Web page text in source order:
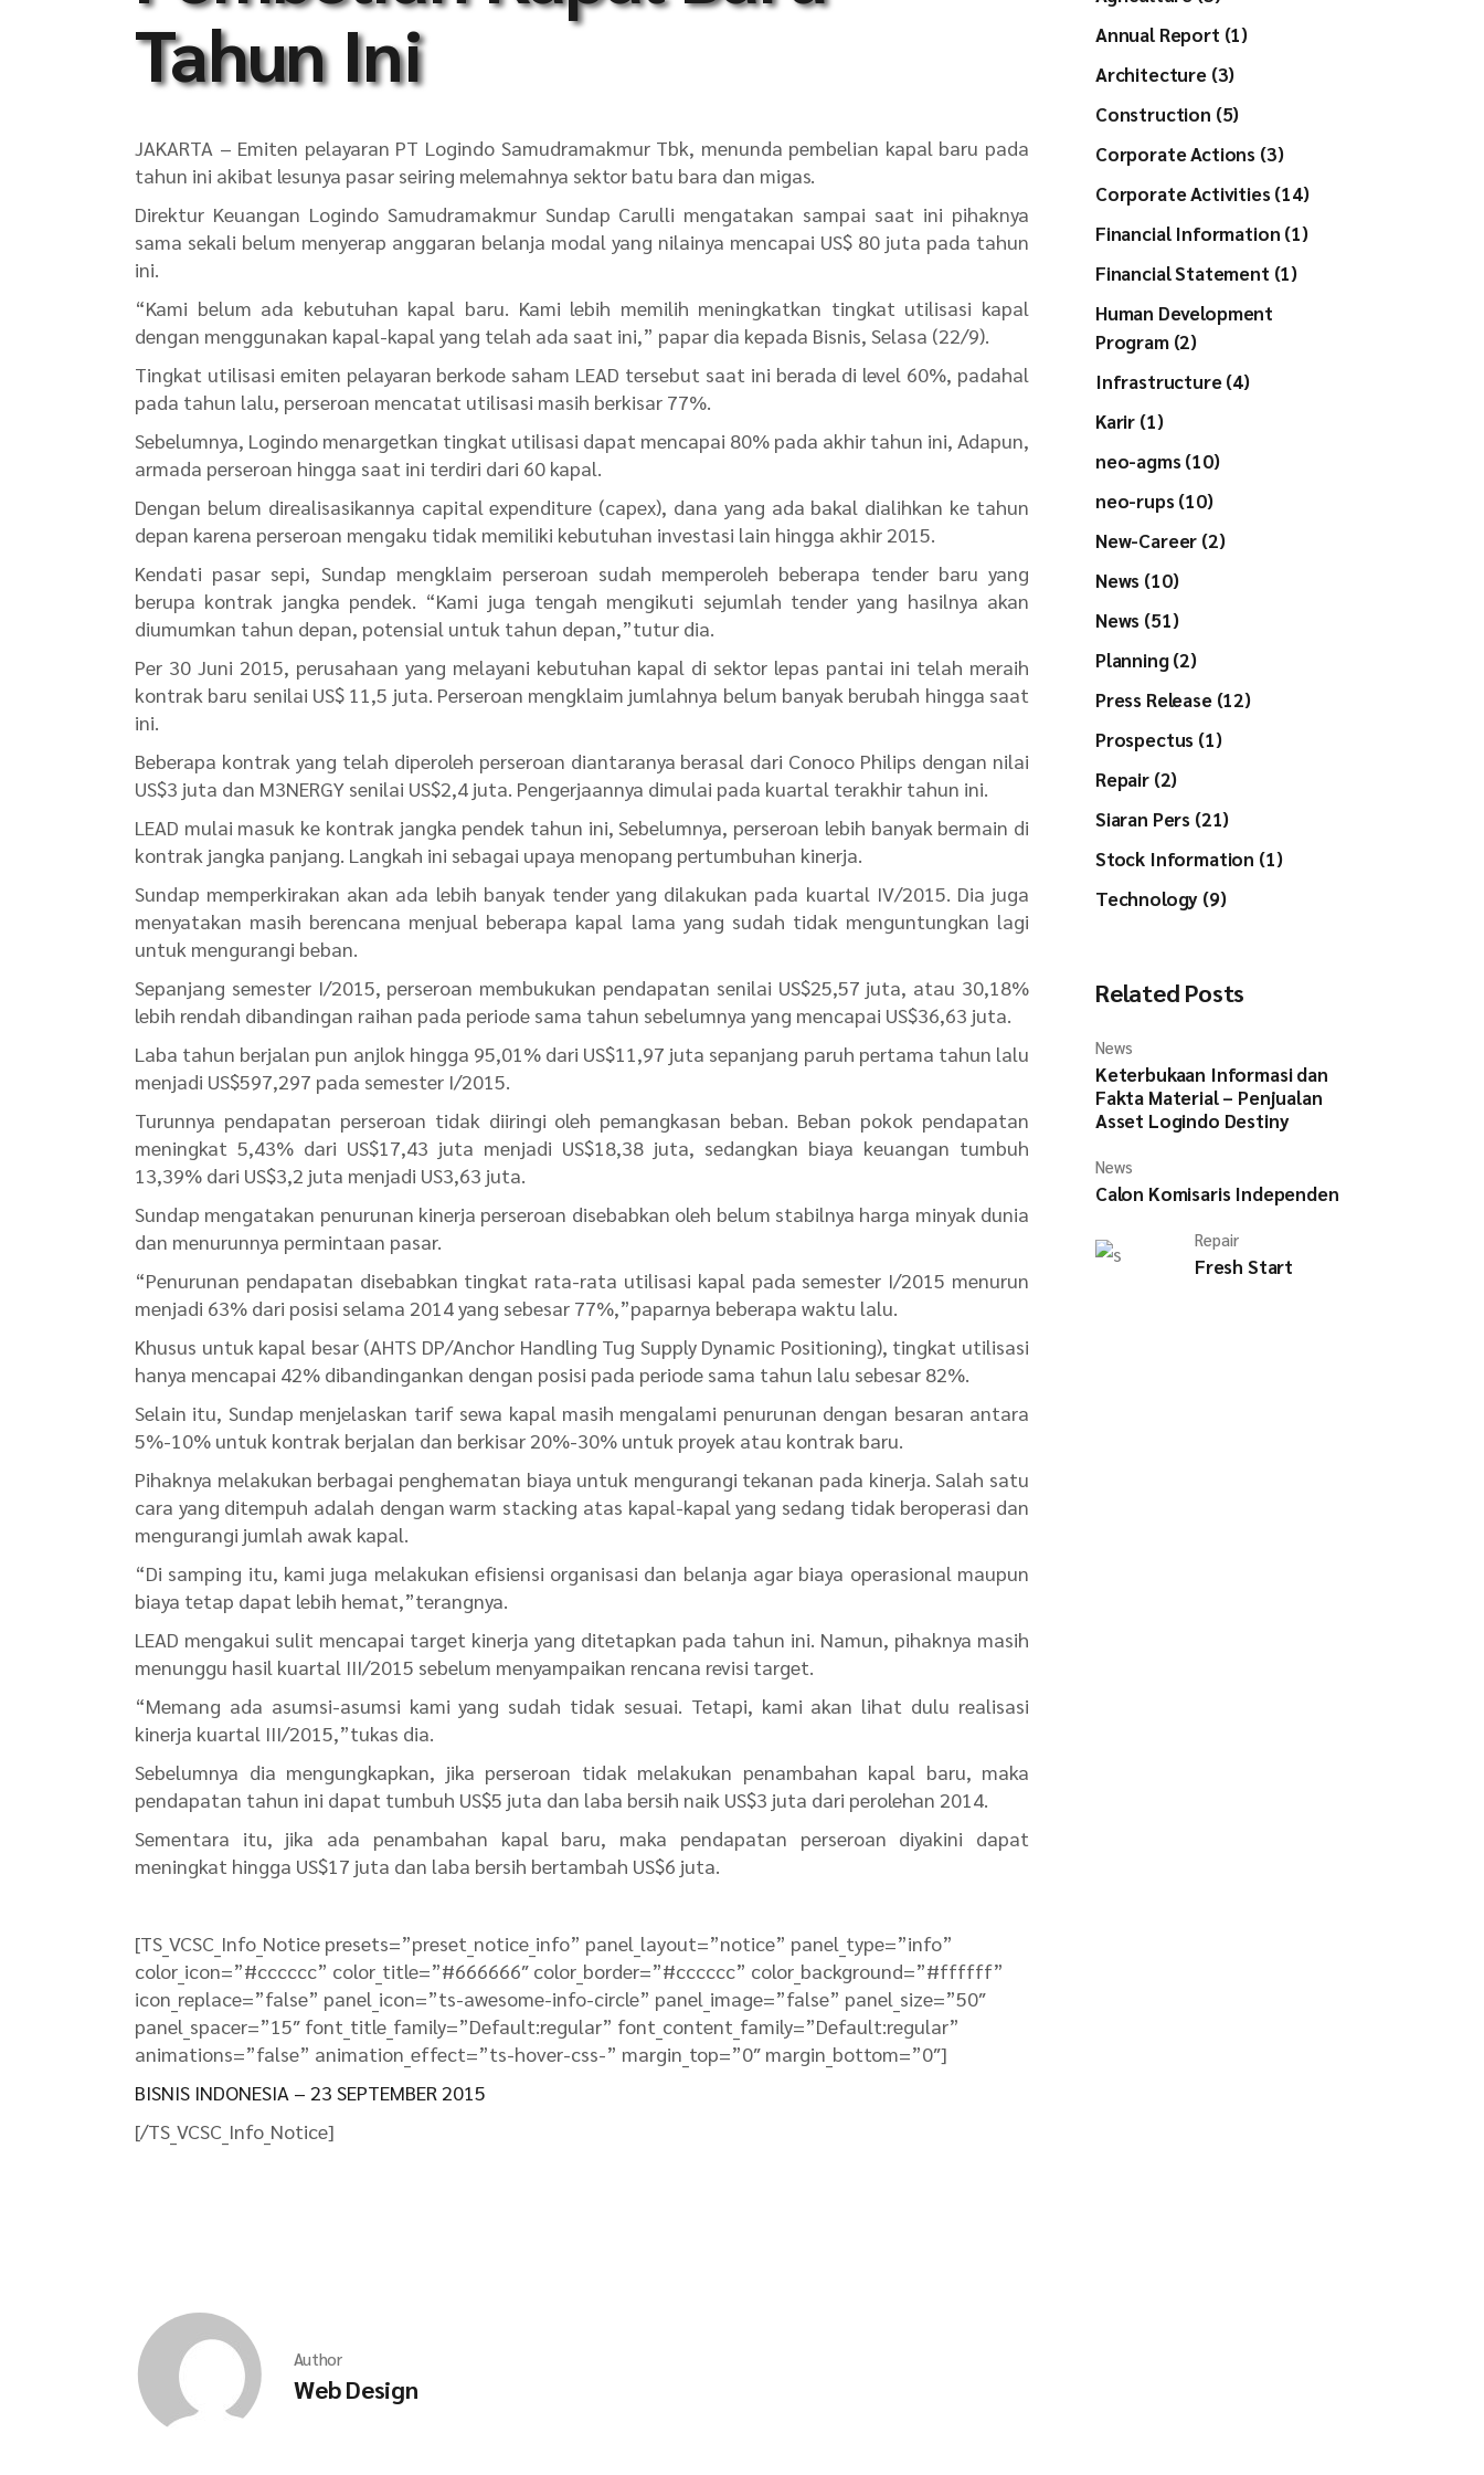
Tahun Ini
JAKARTA – Emiten pelayaran PT Logindo Samudramakmur Tbk, menunda pembelian kapal baru pada
tahun ini akibat lesunya pasar seiring melemahnya sektor batu bara dan migas.
Direktur Keuangan Logindo Samudramakmur Sundap Carulli mengatakan sampai saat ini pihaknya
sama sekali belum menyerap anggaran belanja modal yang nilainya mencapai US$ 80 juta pada tahun
ini.
“Kami belum ada kebutuhan kapal baru. Kami lebih memilih meningkatkan tingkat utilisasi kapal
dengan menggunakan kapal-kapal yang telah ada saat ini,” papar dia kepada Bisnis, Selasa (22/9).
Tingkat utilisasi emiten pelayaran berkode saham LEAD tersebut saat ini berada di level 60%, padahal
pada tahun lalu, perseroan mencatat utilisasi masih berkisar 77%.
Sebelumnya, Logindo menargetkan tingkat utilisasi dapat mencapai 80% pada akhir tahun ini, Adapun,
armada perseroan hingga saat ini terdiri dari 60 kapal.
Dengan belum direalisasikannya capital expenditure (capex), dana yang ada bakal dialihkan ke tahun
depan karena perseroan mengaku tidak memiliki kebutuhan investasi lain hingga akhir 2015.
Kendati pasar sepi, Sundap mengklaim perseroan sudah memperoleh beberapa tender baru yang
berupa kontrak jangka pendek. “Kami juga tengah mengikuti sejumlah tender yang hasilnya akan
diumumkan tahun depan, potensial untuk tahun depan,”tutur dia.
Per 30 Juni 2015, perusahaan yang melayani kebutuhan kapal di sektor lepas pantai ini telah meraih
kontrak baru senilai US$ 11,5 juta. Perseroan mengklaim jumlahnya belum banyak berubah hingga saat
ini.
Beberapa kontrak yang telah diperoleh perseroan diantaranya berasal dari Conoco Philips dengan nilai
US$3 juta dan M3NERGY senilai US$2,4 juta. Pengerjaannya dimulai pada kuartal terakhir tahun ini.
LEAD mulai masuk ke kontrak jangka pendek tahun ini, Sebelumnya, perseroan lebih banyak bermain di
kontrak jangka panjang. Langkah ini sebagai upaya menopang pertumbuhan kinerja.
Sundap memperkirakan akan ada lebih banyak tender yang dilakukan pada kuartal IV/2015. Dia juga
menyatakan masih berencana menjual beberapa kapal lama yang sudah tidak menguntungkan lagi
untuk mengurangi beban.
Sepanjang semester I/2015, perseroan membukukan pendapatan senilai US$25,57 juta, atau 30,18%
lebih rendah dibandingan raihan pada periode sama tahun sebelumnya yang mencapai US$36,63 juta.
Laba tahun berjalan pun anjlok hingga 95,01% dari US$11,97 juta sepanjang paruh pertama tahun lalu
menjadi US$597,297 pada semester I/2015.
Turunnya pendapatan perseroan tidak diiringi oleh pemangkasan beban. Beban pokok pendapatan
meningkat 5,43% dari US$17,43 juta menjadi US$18,38 juta, sedangkan biaya keuangan tumbuh
13,39% dari US$3,2 juta menjadi US3,63 juta.
Sundap mengatakan penurunan kinerja perseroan disebabkan oleh belum stabilnya harga minyak dunia
dan menurunnya permintaan pasar.
“Penurunan pendapatan disebabkan tingkat rata-rata utilisasi kapal pada semester I/2015 menurun
menjadi 63% dari posisi selama 2014 yang sebesar 77%,”paparnya beberapa waktu lalu.
Khusus untuk kapal besar (AHTS DP/Anchor Handling Tug Supply Dynamic Positioning), tingkat utilisasi
hanya mencapai 42% dibandingankan dengan posisi pada periode sama tahun lalu sebesar 82%.
Selain itu, Sundap menjelaskan tarif sewa kapal masih mengalami penurunan dengan besaran antara
5%-10% untuk kontrak berjalan dan berkisar 20%-30% untuk proyek atau kontrak baru.
Pihaknya melakukan berbagai penghematan biaya untuk mengurangi tekanan pada kinerja. Salah satu
cara yang ditempuh adalah dengan warm stacking atas kapal-kapal yang sedang tidak beroperasi dan
mengurangi jumlah awak kapal.
“Di samping itu, kami juga melakukan efisiensi organisasi dan belanja agar biaya operasional maupun
biaya tetap dapat lebih hemat,”terangnya.
LEAD mengakui sulit mencapai target kinerja yang ditetapkan pada tahun ini. Namun, pihaknya masih
menunggu hasil kuartal III/2015 sebelum menyampaikan rencana revisi target.
“Memang ada asumsi-asumsi kami yang sudah tidak sesuai. Tetapi, kami akan lihat dulu realisasi
kinerja kuartal III/2015,”tukas dia.
Sebelumnya dia mengungkapkan, jika perseroan tidak melakukan penambahan kapal baru, maka
pendapatan tahun ini dapat tumbuh US$5 juta dan laba bersih naik US$3 juta dari perolehan 2014.
Sementara itu, jika ada penambahan kapal baru, maka pendapatan perseroan diyakini dapat
meningkat hingga US$17 juta dan laba bersih bertambah US$6 juta.
[TS_VCSC_Info_Notice presets=”preset_notice_info” panel_layout=”notice” panel_type=”info”
color_icon=”#cccccc” color_title=”#666666″ color_border=”#cccccc” color_background=”#ffffff”
icon_replace=”false” panel_icon=”ts-awesome-info-circle” panel_image=”false” panel_size=”50″
panel_spacer=”15″ font_title_family=”Default:regular” font_content_family=”Default:regular”
animations=”false” animation_effect=”ts-hover-css-” margin_top=”0″ margin_bottom=”0″]
BISNIS INDONESIA – 23 SEPTEMBER 2015
[/TS_VCSC_Info_Notice]
Author
Web Design
Annual Report (1)
Architecture (3)
Construction (5)
Corporate Actions (3)
Corporate Activities (14)
Financial Information (1)
Financial Statement (1)
Human Development
Program (2)
Infrastructure (4)
Karir (1)
neo-agms (10)
neo-rups (10)
New-Career (2)
News (10)
News (51)
Planning (2)
Press Release (12)
Prospectus (1)
Repair (2)
Siaran Pers (21)
Stock Information (1)
Technology (9)
Related Posts
News
Keterbukaan Informasi dan
Fakta Material – Penjualan
Asset Logindo Destiny
News
Calon Komisaris Independen
Repair
Fresh Start